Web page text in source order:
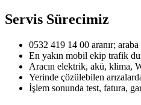
Servis Sürecimiz
0532 419 14 00 aranır;
En yakın mobil ekip trafik
Aracın elektrik, akü, klima,
Yerinde çözülebilen
İşlem sonunda test, fatura,